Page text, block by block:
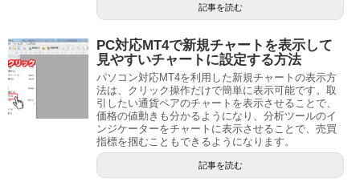
記事を読む
PC対応MT4で新規チャートを表示して
見やすいチャートに設定する方法
パソコン対応MT4を利用した新規チャートの表示方
法は、クリック操作だけで簡単に表示可能です。取
引したい通貨ペアのチャートを表示させることで、
価格の値動きも分かるようになり、分析ツールのイ
ンジケーターをチャートに表示させることで、売買
指標を掴むこともできるようになります。
記事を読む